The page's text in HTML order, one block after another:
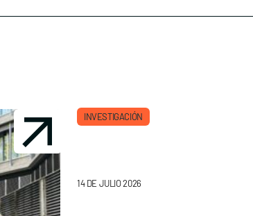
INVESTIGACIÓN
14 DE JULIO 2026